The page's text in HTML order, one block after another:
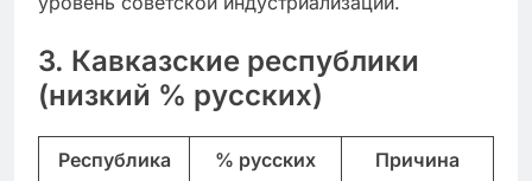
3. Кавказские республики
(низкий % русских)
Республика % русских Причина